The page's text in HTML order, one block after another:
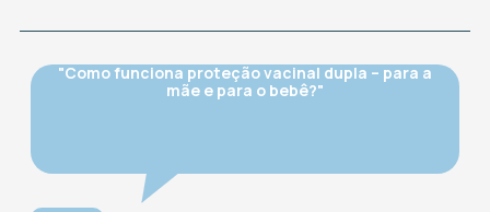
"Como funciona proteção vacinal dupla – para a
mãe e para o bebê?"